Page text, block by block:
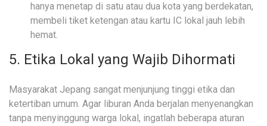
hanya menetap di satu atau dua kota yang berdekatan,
membeli tiket ketengan atau kartu IC lokal jauh lebih
hemat.
5. Etika Lokal yang Wajib Dihormati
Masyarakat Jepang sangat menjunjung tinggi etika dan
ketertiban umum. Agar liburan Anda berjalan menyenangkan
tanpa menyinggung warga lokal, ingatlah beberapa aturan